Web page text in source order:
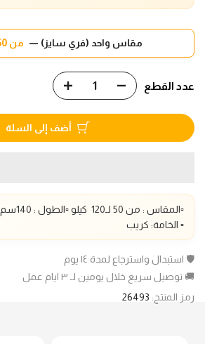
مقاس واحد (فري سايز) — من 50 لـ120 كيلو
عدد القطع
أضف إلى السلة
▫️المقاس : من 50 لـ1 20 كيلو ▫️الطول : 140سم
▫️ الخامة: كريب
🛡️ استبدال واسترجاع لمدة ١٤ يوم
🚚 توصيل سريع خلال يومين لـ ٣ ايام عمل
رمز المنتج: 26493